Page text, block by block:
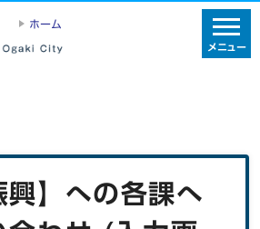
ホーム
メニュー
興】への各課へ